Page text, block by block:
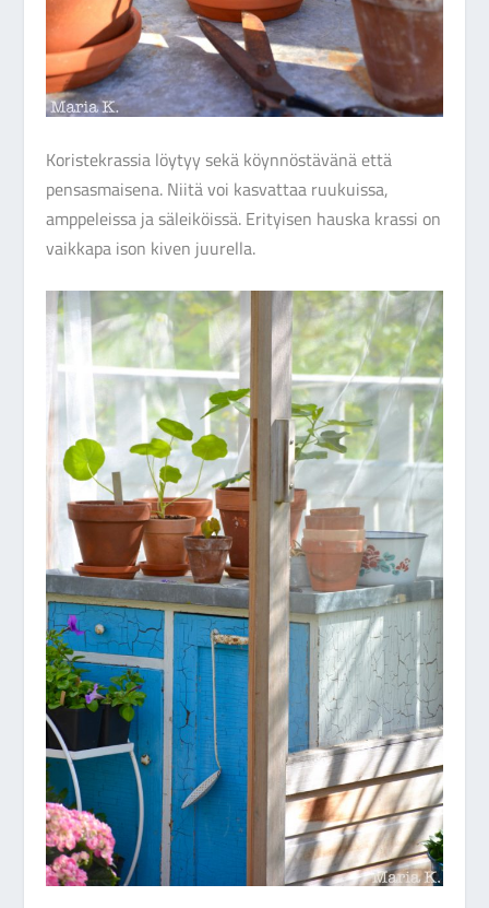
Koristekrassia löytyy sekä köynnöstävänä että
pensasmaisena. Niitä voi kasvattaa ruukuissa,
amppeleissa ja säleiköissä. Erityisen hauska krassi on
vaikkapa ison kiven juurella.